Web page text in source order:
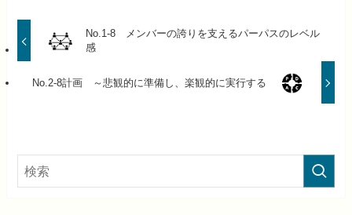
No.1-8 メンバーの誇りを支えるパーパスのレベル
感
No.2-8計画 ～悲観的に準備し、楽観的に実行する